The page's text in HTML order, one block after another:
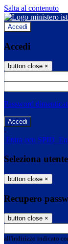
Salta al contenuto
Accedi
Accedi
button close ×
Password
-
Entra con SPID
Seleziona utente
button close ×
Recupero
button close ×
all'indirizzo indicato